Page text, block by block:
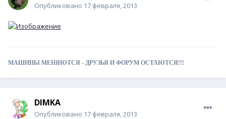
Опубликовано 17 февраля, 2013
МАШИНЫ МЕНЯЮТСЯ - ДРУЗЬЯ И ФОРУМ ОСТАЮТСЯ!!!
DIМKA
Опубликовано 17 февраля, 2013